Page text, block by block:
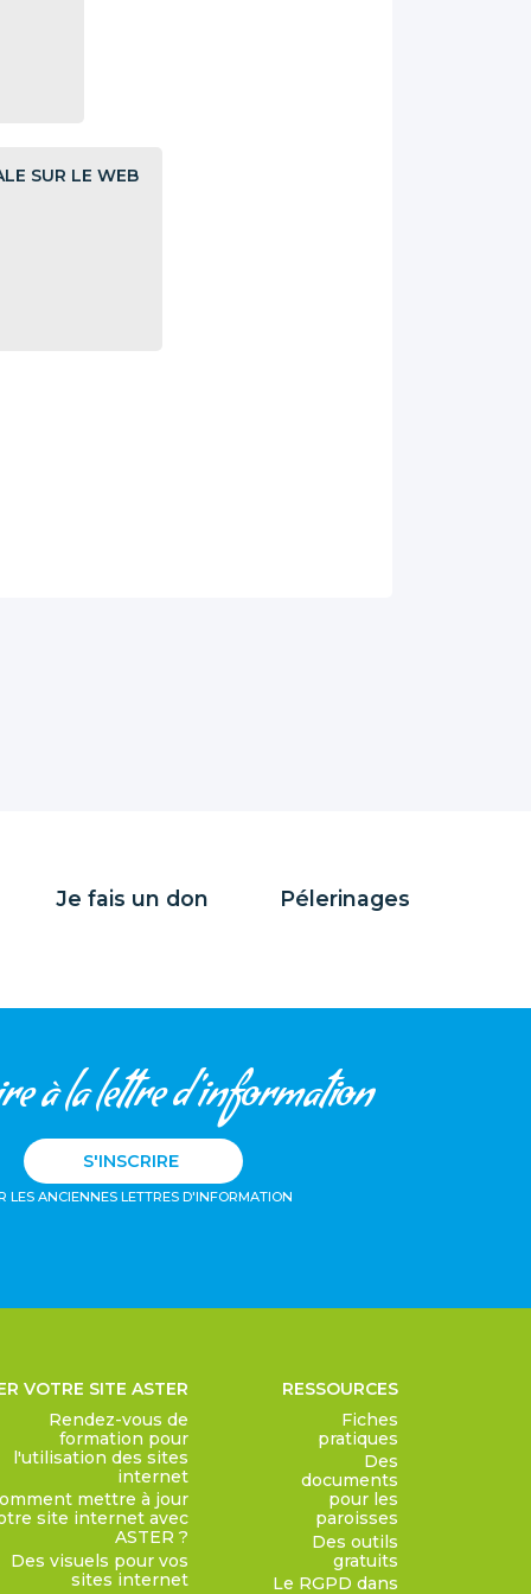
SUR LE WEB
Je fais un don Pélerinages
à la lettre d'information
S'INSCRIRE
LES ANCIENNES LETTRES D'INFORMATION
VOTRE SITE ASTER
Rendez-vous de
formation pour
l'utilisation des sites
internet
mettre à jour
site internet avec
ASTER ?
Des visuels pour vos
sites internet
RESSOURCES
Fiches
pratiques
Des
documents
pour les
paroisses
Des outils
gratuits
Le RGPD dans